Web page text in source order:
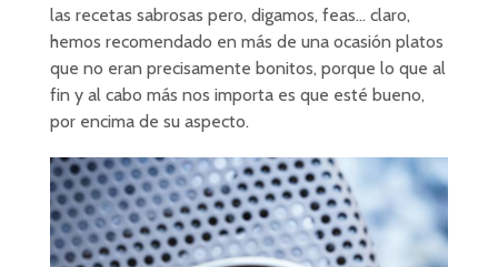
las recetas sabrosas pero, digamos, feas… claro,
hemos recomendado en más de una ocasión platos
que no eran precisamente bonitos, porque lo que al
fin y al cabo más nos importa es que esté bueno,
por encima de su aspecto.